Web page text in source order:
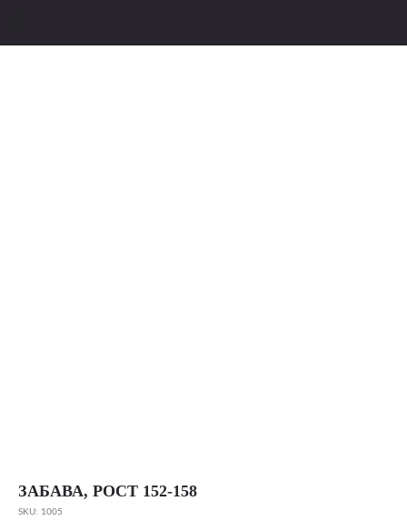
ЗАБАВА, РОСТ 152-158
SKU: 1005